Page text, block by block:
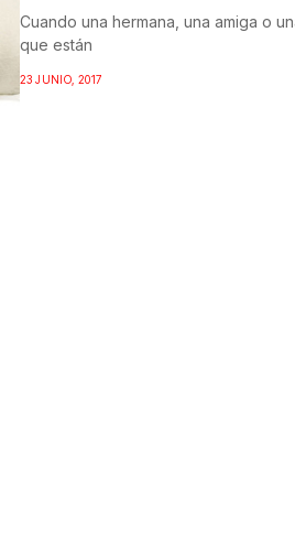
Cuando una hermana, una amiga o
que están
23 JUNIO, 2017